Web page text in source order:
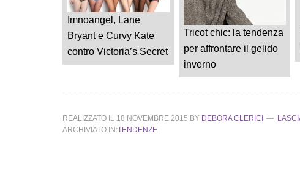
Imnoangel, Lane
Bryant e Curvy Kate
contro Victoria’s Secret
Tricot chic: la tendenza
per affrontare il gelido
inverno
REALIZZATO IL 18 NOVEMBRE 2015 BY DEBORA CLERICI
ARCHIVIATO IN:TENDENZE